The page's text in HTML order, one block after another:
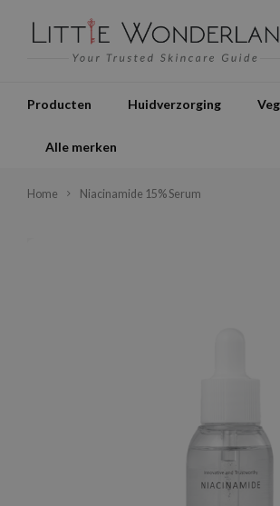
Producten Huidverzorging
Alle merken
Home Niacinamide 15% Serum